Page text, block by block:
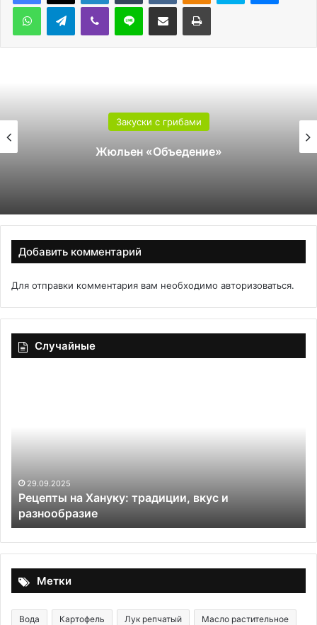
WhatsAppTelegramViber Line Поделиться через электронную почту Печатать
Закуски с грибами
Жюльен «Объедение»
Добавить комментарий
Для отправки комментария вам необходимо авторизоваться.
Случайные
29.09.2025
Рецепты на Хануку: традиции, вкус и
разнообразие
Метки
Вода Картофель Лук репчатый Масло растительное